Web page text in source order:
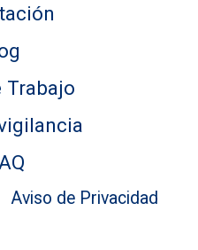
Trabajo
Aviso de Privacidad